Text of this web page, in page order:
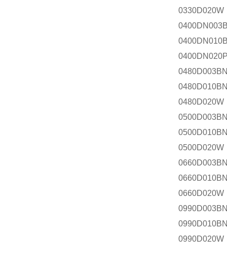
0330D020W
0480D020W
0500D020W
0660D020W
0990D020W